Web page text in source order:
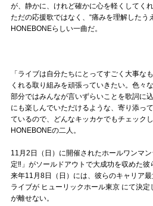
が、静かに、けれど確かに心を軽くしてくれ
ただの応援歌ではなく、“痛みを理解したう
HONEBONEらしい一曲だ。
「ライブは自分たちにとってすごく大事な
くれる取り組みを頑張っていきたい。色々
部分ではみんなが言いずらいことを歌詞に
にも楽しんでいただけるような、寄り添っ
ているので、どんなキッカケでもチェック
HONEBONEの二人。
11月2日（日）に開催されたホールワンマ
定‼」がソールドアウトで大成功を収めた彼
来年11月8日（日）には、彼らのキャリア
ライブが ヒューリックホール東京 にて決
が離せない。